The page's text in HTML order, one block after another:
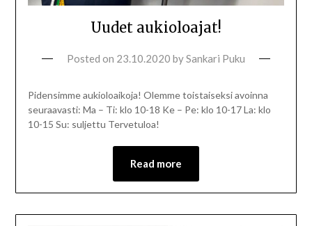
Uudet aukioloajat!
Posted on 23.10.2020 bySankari Puku
Pidensimme aukioloaikoja! Olemme toistaiseksi avoinna
seuraavasti: Ma – Ti: klo 10-18 Ke – Pe: klo 10-17 La: klo
10-15 Su: suljettu Tervetuloa!
Read more